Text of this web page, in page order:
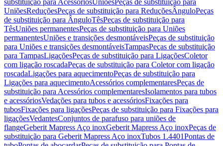
substituição para AcessóriosUniõesPeças de substituição para
UniõesReduçõesPeças de substituição para ReduçõesÂnguloPeças
de substituição para ÂnguloTêsPeças de substituição para
TêsUniões permanentesPeças de substituição para Uniões
permanentesUniões e transições desmontáveisPeças de substituição
para Uniões e transições desmontáveisTampasPeças de substituição
para TampasLigaçõesPeças de substituição para LigaçõesColetor
com ligação roscadaPeças de substituição para Coletor com ligação
roscadaLigações para aquecimentoPeças de substituição para
Ligações para aquecimentoAcessórios complementaresPeças de
substituição para Acessórios complementaresIsolamentos para tubos
e acessóriosVedações para tubos e acessóriosFixações para
tubosFixações para ligaçõesPeças de substituição para Fixações para
ligaçõesVedantesConjuntos de parafuso para uniões de
flangeGeberit Mapress Aço inoxGeberit Mapress Aço inoxPeças de
substituição para Geberit Mapress Aço inoxTubos 1.4401Pontas de